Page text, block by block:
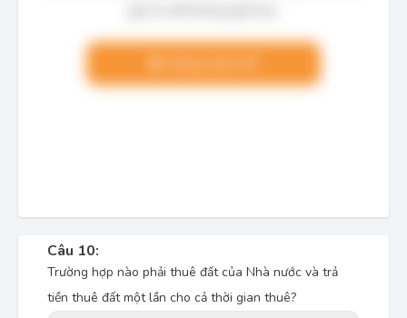
Câu 10:
Trường hợp nào phải thuê đất của Nhà nước và trả
tiền thuê đất một lần cho cả thời gian thuê?